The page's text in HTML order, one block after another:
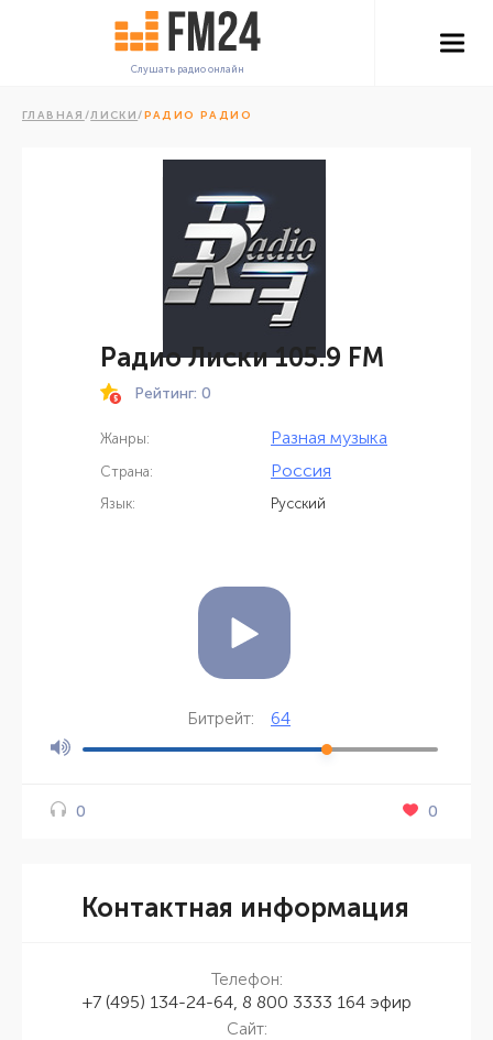
Слушать радио онлайн
ГЛАВНАЯ /ЛИСКИ/РАДИО РАДИО
Радио Лиски 105.9 FM
Рейтинг: 0
Жанры: Разная музыка
Страна: Россия
Язык: Русский
Битрейт: 64
0 0
Контактная информация
Телефон:
+7 (495) 134-24-64, 8 800 3333 164 эфир
Сайт: